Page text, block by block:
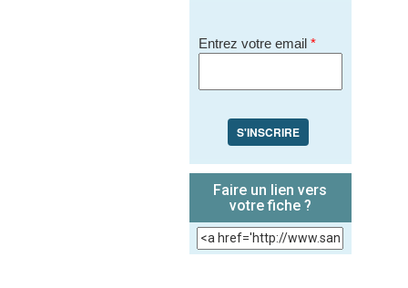
Entrez votre email *
S'INSCRIRE
Faire un lien vers
votre fiche ?